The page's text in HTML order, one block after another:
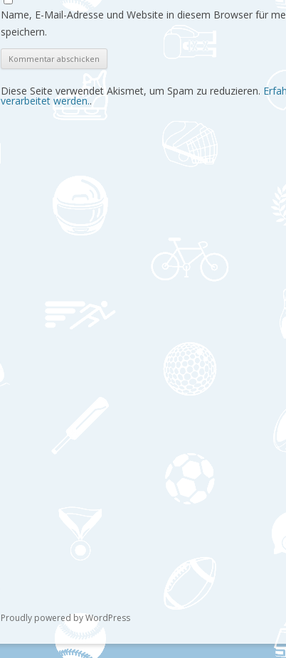
Name, E-Mail-Adresse und Website in diesem Browser für
speichern.
Diese Seite verwendet Akismet, um Spam zu reduzieren.
verarbeitet werden..
Proudly powered by WordPress